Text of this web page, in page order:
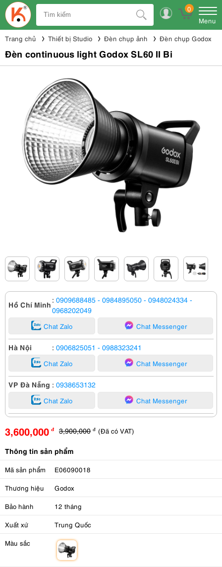
0
Menu
Trang chủ Thiết bị Studio Đèn chụp ảnh Đèn chụp Godox
Đèn continuous light Godox SL60 II Bi
Hồ Chí Minh : 0909688485 - 0984895050 - 0948024334 -
0968202049
Chat Zalo Chat Messenger
Hà Nội : 0906825051 - 0988323241
Chat Zalo Chat Messenger
VP Đà Nẵng : 0938653132
Chat Zalo Chat Messenger
3,600,000 đ 3,900,000 đ (Đã có VAT)
Thông tin sản phẩm
Mã sản phẩm E06090018
Thương hiệu Godox
Bảo hành 12 tháng
Xuất xứ Trung Quốc
Màu sắc